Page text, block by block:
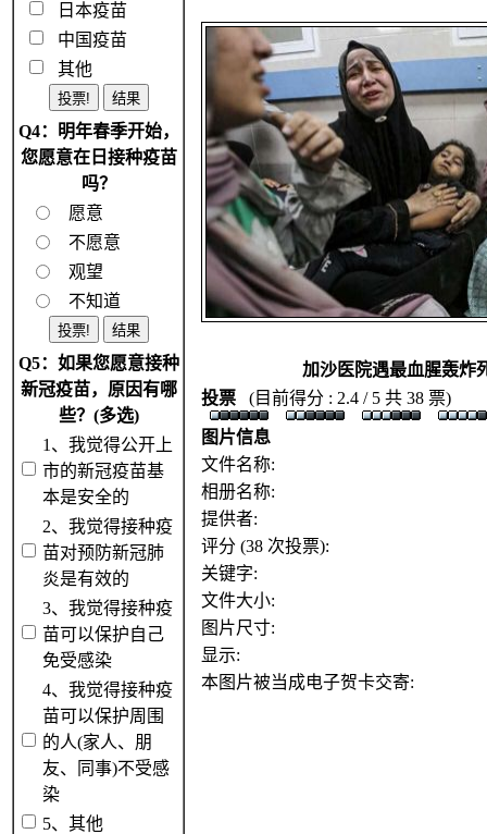
日本疫苗
中国疫苗
其他
Q4：明年春季开始，
您愿意在日接种疫苗
吗？
愿意
不愿意
观望
不知道
Q5：如果您愿意接种
新冠疫苗，原因有哪
些？(多选)
1、我觉得公开上
市的新冠疫苗基
本是安全的
2、我觉得接种疫
苗对预防新冠肺
炎是有效的
3、我觉得接种疫
苗可以保护自己
免受感染
4、我觉得接种疫
苗可以保护周围
的人(家人、朋
友、同事)不受感
染
5、其他
加沙医院遇最血腥轰炸
投票
(目前得分 : 2.4 / 5 共 38 票)
图片信息
文件名称:
相册名称:
提供者:
评分 (38 次投票):
关键字:
文件大小:
图片尺寸:
显示:
本图片被当成电子贺卡交寄: